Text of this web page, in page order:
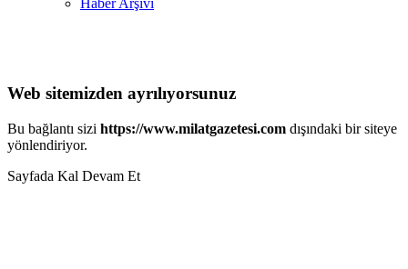
Haber Arşivi
Web sitemizden ayrılıyorsunuz
Bu bağlantı sizi https://www.milatgazetesi.com dışındaki bir siteye
yönlendiriyor.
Sayfada Kal Devam Et